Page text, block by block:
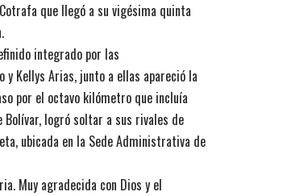
que llegó a su vigésima quinta
integrado por las
y Kellys Arias, junto a ellas apareció la
por el octavo kilómetro que incluía
logró soltar a sus rivales de
ubicada en la Sede Administrativa de
Muy agradecida con Dios y el